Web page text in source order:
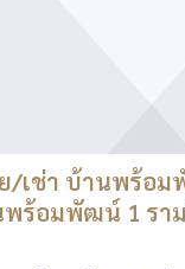
/เช่า บ้านพร้อ
ร้อมพัฒน์ 1 รา